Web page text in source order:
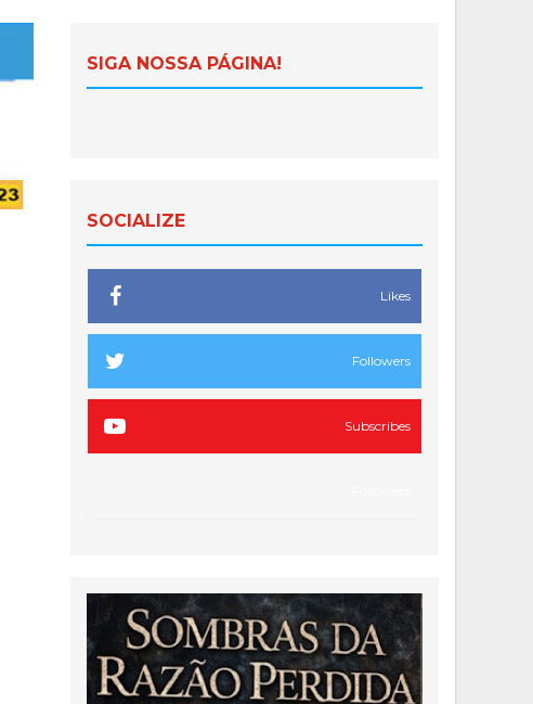
SIGA NOSSA PÁGINA!
SOCIALIZE
Likes
Followers
Subscribes